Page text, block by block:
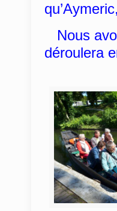
Nous
déroulera